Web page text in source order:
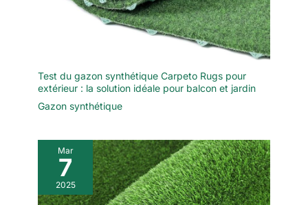
Test du gazon synthétique Carpeto Rugs pour
extérieur : la solution idéale pour balcon et jardin
Gazon synthétique
Mar
7
2025